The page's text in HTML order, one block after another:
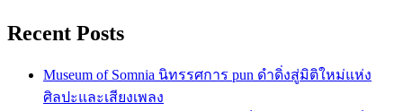
Recent Posts
Museum of Somnia นิทรรศการ pun ดำดิ่งสู่มิติใหม่แห่ง
ศิลปะและเสียงเพลง